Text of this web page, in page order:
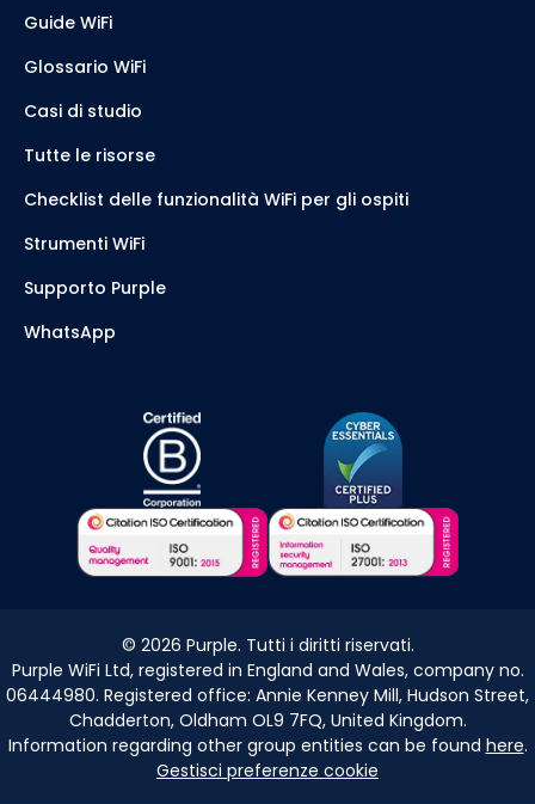
Guide WiFi
Glossario WiFi
Casi di studio
Tutte le risorse
Checklist delle funzionalità WiFi per gli ospiti
Strumenti WiFi
Supporto Purple
WhatsApp
© 2026 Purple. Tutti i diritti riservati.
Purple WiFi Ltd, registered in England and Wales, company no.
06444980. Registered office: Annie Kenney Mill, Hudson Street,
Chadderton, Oldham OL9 7FQ, United Kingdom.
Information regarding other group entities can be found here.
Gestisci preferenze cookie